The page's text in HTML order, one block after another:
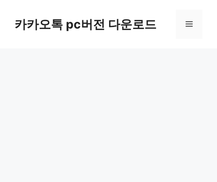
카카오톡 pc버전 다운로드 메